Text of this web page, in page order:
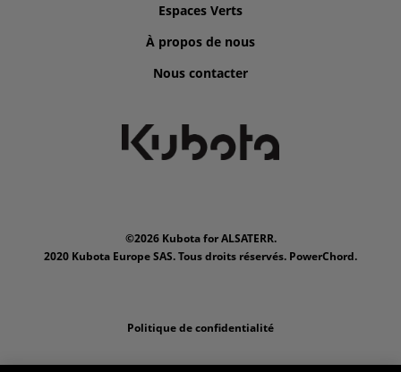
Espaces Verts
À propos de nous
Nous contacter
©2026 Kubota for ALSATERR.
2020 Kubota Europe SAS. Tous droits réservés. PowerChord.
Politique de confidentialité